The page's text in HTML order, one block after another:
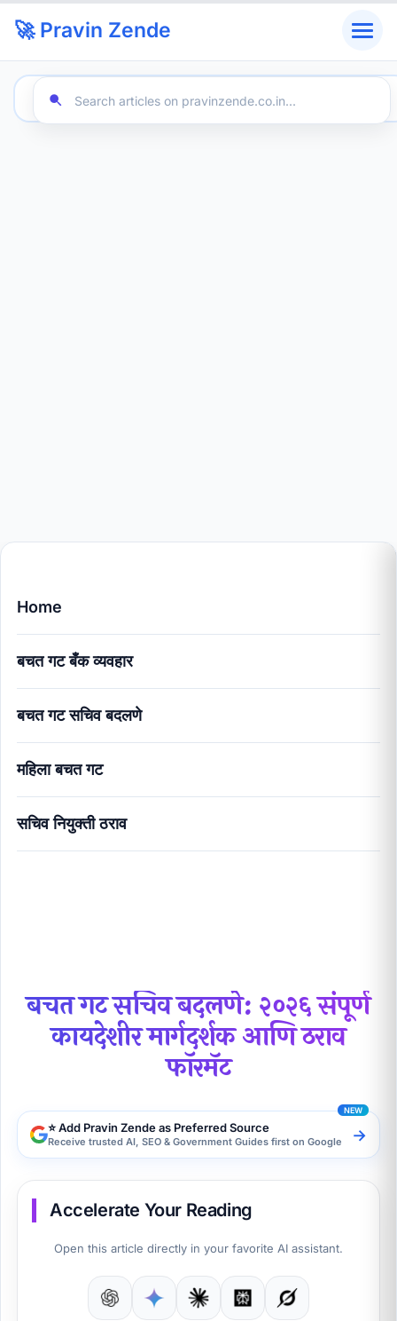
🚀 Pravin Zende
Home
बचत गट बँक व्यवहार
बचत गट सचिव बदलणे
महिला बचत गट
सचिव नियुक्ती ठराव
बचत गट सचिव बदलणे: २०२६ संपूर्ण
कायदेशीर मार्गदर्शक आणि ठराव
फॉरमॅट
⭐ Add Pravin Zende as Preferred Source
Receive trusted AI, SEO & Government Guides first on Google →
Accelerate Your Reading
Open this article directly in your favorite AI assistant.